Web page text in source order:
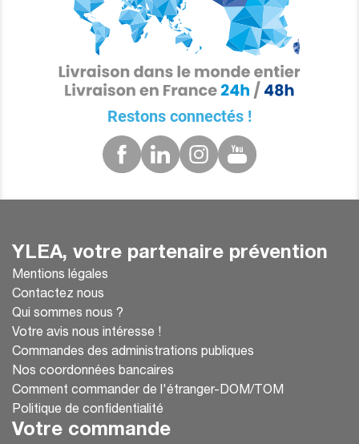
Restons connectés !
YLEA, votre partenaire prévention
Mentions légales
Contactez nous
Qui sommes nous ?
Votre avis nous intéresse !
Commandes des administrations publiques
Nos coordonnées bancaires
Comment commander de l'étranger-DOM/TOM
Politique de confidentialité
Votre commande